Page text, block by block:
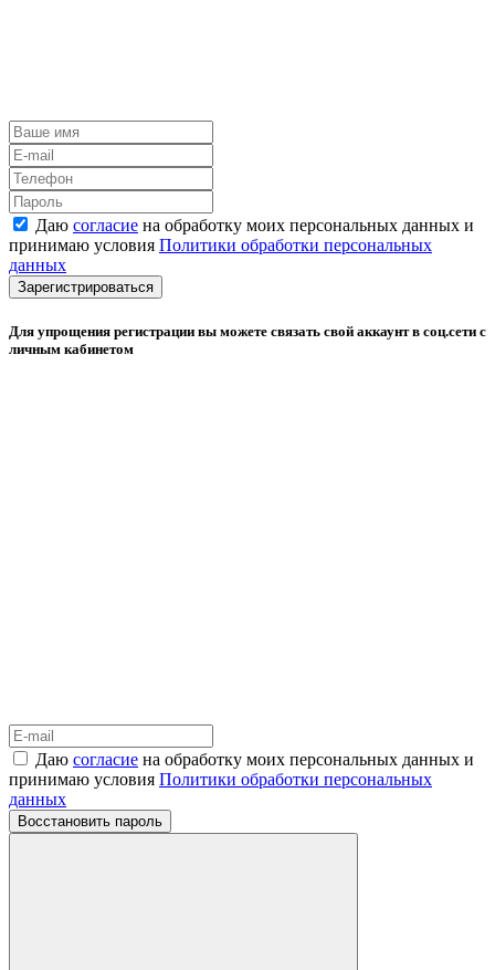
Даю согласие на обработку моих персональных данных и
принимаю условия Политики обработки персональных
данных
Зарегистрироваться
Для упрощения регистрации вы можете связать свой аккаунт в соц.сети с
личным кабинетом
Даю согласие на обработку моих персональных данных и
принимаю условия Политики обработки персональных
данных
Восстановить пароль